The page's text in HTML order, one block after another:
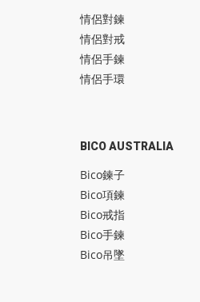
情侶對鍊
情侶對戒
情侶手鍊
情侶手環
BICO AUSTRALIA
Bico鍊子
Bico項鍊
Bico戒指
Bico手鍊
Bico吊墜